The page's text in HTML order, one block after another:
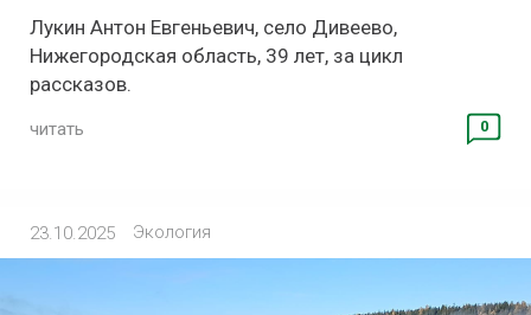
Лукин Антон Евгеньевич, село Дивеево,
Нижегородская область, 39 лет, за цикл
рассказов.
читать 0
23.10.2025 Экология